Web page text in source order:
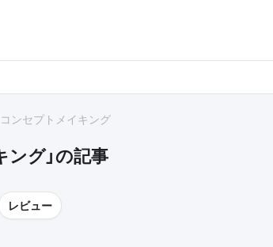
コンセプトメイキング
ング」の記事
レビュー